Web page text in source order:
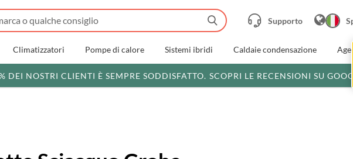
Supporto
Climatizzatori Pompe di calore Sistemi ibridi Caldaie condensazione
DEI NOSTRI CLIENTI È SEMPRE SODDISFATTO. SCOPRI LE RECENSIONI SU